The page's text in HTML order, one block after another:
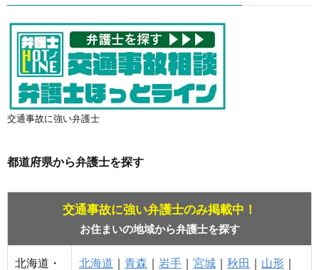
交通事故に強い弁護士
都道府県から弁護士を探す
交通事故に強い弁護士のみ掲載中！
お住まいの地域から弁護士を探す
北海道・
北海道 ｜ 青森 ｜ 岩手 ｜ 宮城 ｜ 秋田 ｜ 山形 ｜